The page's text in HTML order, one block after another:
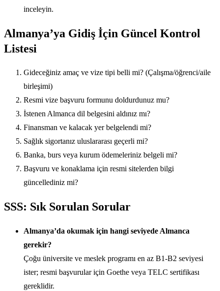
inceleyin.
Almanya’ya Gidiş İçin Güncel Kontrol
Listesi
Gideceğiniz amaç ve vize tipi belli mi? (Çalışma/öğrenci/aile
birleşimi)
Resmi vize başvuru formunu doldurdunuz mu?
İstenen Almanca dil belgesini aldınız mı?
Finansman ve kalacak yer belgelendi mi?
Sağlık sigortanız uluslararası geçerli mi?
Banka, burs veya kurum ödemeleriniz belgeli mi?
Başvuru ve konaklama için resmi sitelerden bilgi
güncellediniz mi?
SSS: Sık Sorulan Sorular
Almanya’da okumak için hangi seviyede Almanca
gerekir?
Çoğu üniversite ve meslek programı en az B1-B2 seviyesi
ister; resmi başvurular için Goethe veya TELC sertifikası
gereklidir.